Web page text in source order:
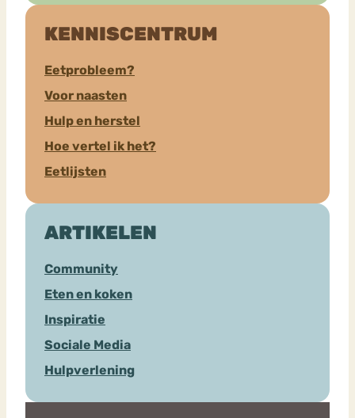
KENNISCENTRUM
Eetprobleem?
Voor naasten
Hulp en herstel
Hoe vertel ik het?
Eetlijsten
ARTIKELEN
Community
Eten en koken
Inspiratie
Sociale Media
Hulpverlening